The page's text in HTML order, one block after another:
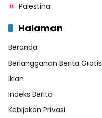
Palestina
Halaman
Beranda
Berlangganan Berita Gratis
Iklan
Indeks Berita
Kebijakan Privasi